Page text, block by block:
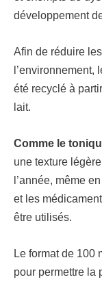
développement
Afin de réduire
l’environnement,
été recyclé à
lait.
Comme le
une texture
l’année, même
et les
être utilisés.
Le format de 100
pour permettre la